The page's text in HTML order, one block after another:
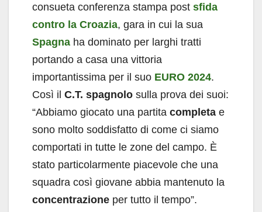
consueta conferenza stampa post sfida
contro la Croazia, gara in cui la sua
Spagna ha dominato per larghi tratti
portando a casa una vittoria
importantissima per il suo EURO 2024.
Così il C.T. spagnolo sulla prova dei suoi:
“Abbiamo giocato una partita completa e
sono molto soddisfatto di come ci siamo
comportati in tutte le zone del campo. È
stato particolarmente piacevole che una
squadra così giovane abbia mantenuto la
concentrazione per tutto il tempo”.